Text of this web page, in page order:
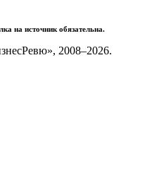
на источник обязательна.
2008–2026.